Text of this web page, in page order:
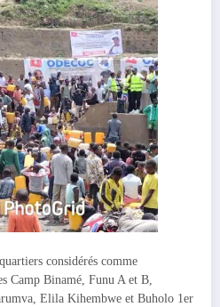
considérés comme
Camp Binamé, Funu A et B,
Elila Kihembwe et Buholo 1er